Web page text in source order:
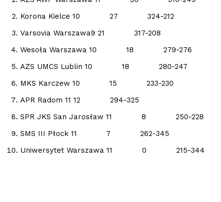
Korona Kielce 10 27 324-212
Varsovia Warszawa9 21 317-208
Wesoła Warszawa 10 18 279-276
AZS UMCS Lublin 10 18 280-247
MKS Karczew 10 15 233-230
APR Radom 11 12 294-325
SPR JKS San Jarosław 11 8 250-228
SMS III Płock 11 7 262-345
Uniwersytet Warszawa 11 0 215-344